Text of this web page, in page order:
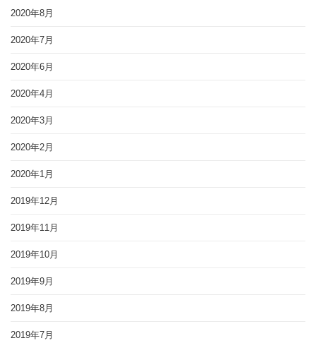
2020年8月
2020年7月
2020年6月
2020年4月
2020年3月
2020年2月
2020年1月
2019年12月
2019年11月
2019年10月
2019年9月
2019年8月
2019年7月